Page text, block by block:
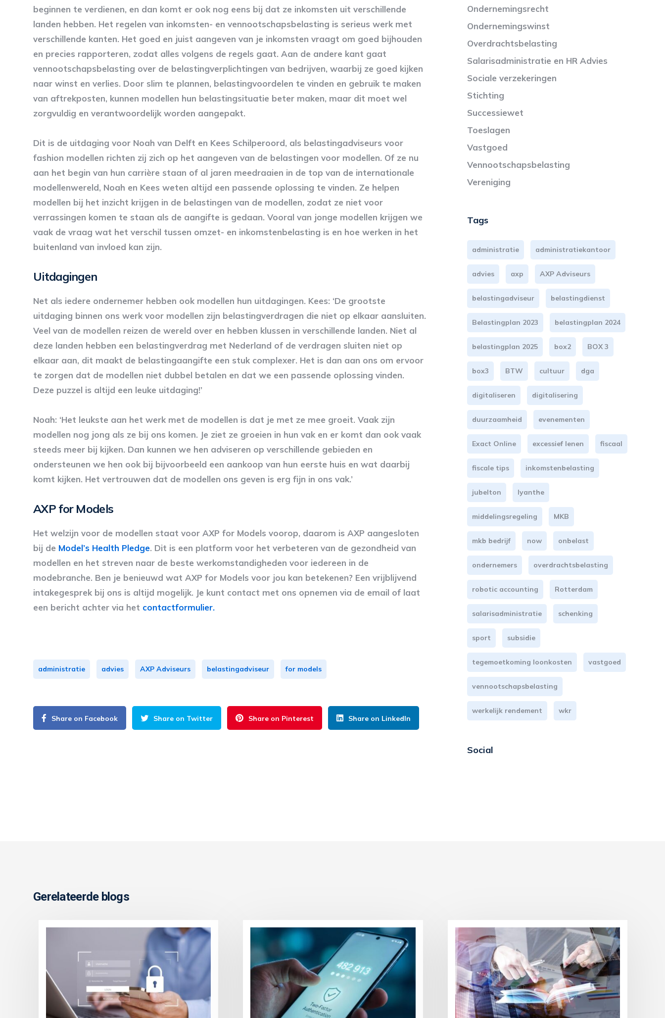
beginnen te verdienen, en dan komt er ook nog eens bij dat ze inkomsten uit verschillende
landen hebben. Het regelen van inkomsten- en vennootschapsbelasting is serieus werk met
verschillende kanten. Het goed en juist aangeven van je inkomsten vraagt om goed bijhouden
en precies rapporteren, zodat alles volgens de regels gaat. Aan de andere kant gaat
vennootschapsbelasting over de belastingverplichtingen van bedrijven, waarbij ze goed kijken
naar winst en verlies. Door slim te plannen, belastingvoordelen te vinden en gebruik te maken
van aftrekposten, kunnen modellen hun belastingsituatie beter maken, maar dit moet wel
zorgvuldig en verantwoordelijk worden aangepakt.
Dit is de uitdaging voor Noah van Delft en Kees Schilperoord, als belastingadviseurs voor
fashion modellen richten zij zich op het aangeven van de belastingen voor modellen. Of ze nu
aan het begin van hun carrière staan of al jaren meedraaien in de top van de internationale
modellenwereld, Noah en Kees weten altijd een passende oplossing te vinden. Ze helpen
modellen bij het inzicht krijgen in de belastingen van de modellen, zodat ze niet voor
verrassingen komen te staan als de aangifte is gedaan. Vooral van jonge modellen krijgen we
vaak de vraag wat het verschil tussen omzet- en inkomstenbelasting is en hoe werken in het
buitenland van invloed kan zijn.
Uitdagingen
Net als iedere ondernemer hebben ook modellen hun uitdagingen. Kees: ‘De grootste
uitdaging binnen ons werk voor modellen zijn belastingverdragen die niet op elkaar aansluiten.
Veel van de modellen reizen de wereld over en hebben klussen in verschillende landen. Niet al
deze landen hebben een belastingverdrag met Nederland of de verdragen sluiten niet op
elkaar aan, dit maakt de belastingaangifte een stuk complexer. Het is dan aan ons om ervoor
te zorgen dat de modellen niet dubbel betalen en dat we een passende oplossing vinden.
Deze puzzel is altijd een leuke uitdaging!’
Noah: ‘Het leukste aan het werk met de modellen is dat je met ze mee groeit. Vaak zijn
modellen nog jong als ze bij ons komen. Je ziet ze groeien in hun vak en er komt dan ook vaak
steeds meer bij kijken. Dan kunnen we hen adviseren op verschillende gebieden en
ondersteunen we hen ook bij bijvoorbeeld een aankoop van hun eerste huis en wat daarbij
komt kijken. Het vertrouwen dat de modellen ons geven is erg fijn in ons vak.’
AXP for Models
Het welzijn voor de modellen staat voor AXP for Models voorop, daarom is AXP aangesloten
bij de Model’s Health Pledge. Dit is een platform voor het verbeteren van de gezondheid van
modellen en het streven naar de beste werkomstandigheden voor iedereen in de
modebranche. Ben je benieuwd wat AXP for Models voor jou kan betekenen? Een vrijblijvend
intakegesprek bij ons is altijd mogelijk. Je kunt contact met ons opnemen via de email of laat
een bericht achter via het contactformulier.
administratie advies AXP Adviseurs belastingadviseur for models
Share on Facebook Share on Twitter Share on Pinterest Share on LinkedIn
Ondernemingsrecht
Ondernemingswinst
Overdrachtsbelasting
Salarisadministratie en HR Advies
Sociale verzekeringen
Stichting
Successiewet
Toeslagen
Vastgoed
Vennootschapsbelasting
Vereniging
Tags
administratie administratiekantoor
advies axp AXP Adviseurs
belastingadviseur belastingdienst
Belastingplan 2023 belastingplan 2024
belastingplan 2025 box2 BOX 3
box3 BTW cultuur dga
digitaliseren digitalisering
duurzaamheid evenementen
Exact Online excessief lenen fiscaal
fiscale tips inkomstenbelasting
jubelton lyanthe
middelingsregeling MKB
mkb bedrijf now onbelast
ondernemers overdrachtsbelasting
robotic accounting Rotterdam
salarisadministratie schenking
sport subsidie
tegemoetkoming loonkosten vastgoed
vennootschapsbelasting
werkelijk rendement wkr
Social
Gerelateerde blogs